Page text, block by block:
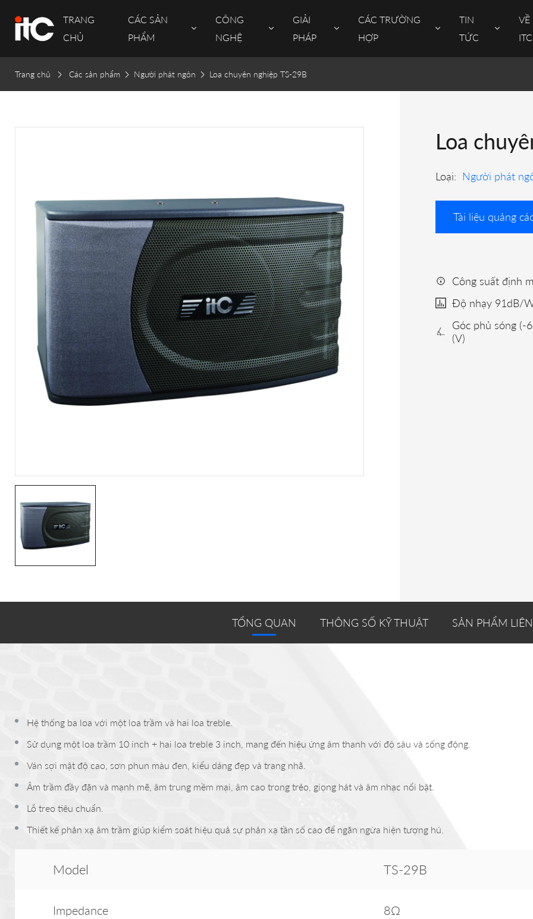
TRANG
CHỦ
CÁC SẢN
PHẨM
CÔNG
NGHỆ
GIẢI
PHÁP
CÁC TRƯỜNG
HỢP
TIN
TỨC
VỀ
ITC
Trang chủ Các sản phẩm Người phát ngôn Loa chuyên nghiệp TS-29B
Loa
Loại: Người phát
Tài liệu quảng
Công suất định
Độ nhạy 91dB/
Góc phủ sóng (-
(V)
TỔNG QUAN THÔNG SỐ KỸ THUẬT SẢN PHẨM
Hệ thống ba loa với một loa trầm và hai loa treble.
Sử dụng một loa trầm 10 inch + hai loa treble 3 inch, mang đến hiệu ứng âm thanh với độ sâu và sống động.
Ván sợi mật độ cao, sơn phun màu đen, kiểu dáng đẹp và trang nhã.
Âm trầm đầy đặn và mạnh mẽ, âm trung mềm mại, âm cao trong trẻo, giọng hát và âm nhạc nổi bật.
Lỗ treo tiêu chuẩn.
Thiết kế phản xạ âm trầm giúp kiểm soát hiệu quả sự phản xạ tần số cao để ngăn ngừa hiện tượng hú.
Model TS-29B
Impedance 8Ω